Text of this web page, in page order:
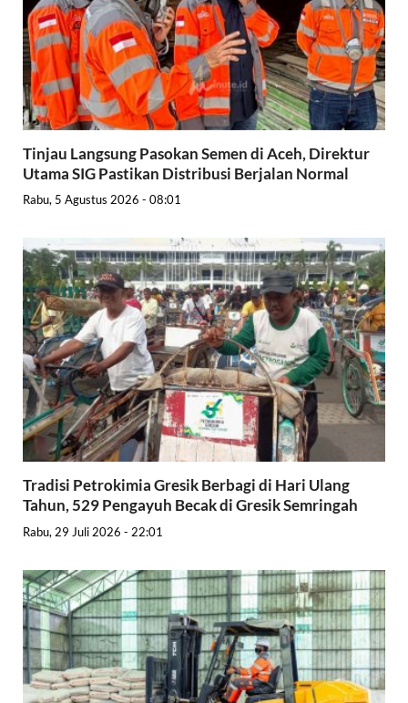
Tinjau Langsung Pasokan Semen di Aceh, Direktur
Utama SIG Pastikan Distribusi Berjalan Normal
Rabu, 5 Agustus 2026 - 08:01
Tradisi Petrokimia Gresik Berbagi di Hari Ulang
Tahun, 529 Pengayuh Becak di Gresik Semringah
Rabu, 29 Juli 2026 - 22:01